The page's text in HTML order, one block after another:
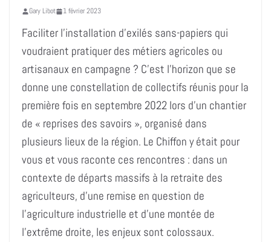
Gary Libot 1 février 2023
Faciliter l’installation d’exilés sans-papiers qui
voudraient pratiquer des métiers agricoles ou
artisanaux en campagne ? C’est l’horizon que se
donne une constellation de collectifs réunis pour la
première fois en septembre 2022 lors d’un chantier
de « reprises des savoirs », organisé dans
plusieurs lieux de la région. Le Chiffon y était pour
vous et vous raconte ces rencontres : dans un
contexte de départs massifs à la retraite des
agriculteurs, d’une remise en question de
l’agriculture industrielle et d’une montée de
l’extrême droite, les enjeux sont colossaux.